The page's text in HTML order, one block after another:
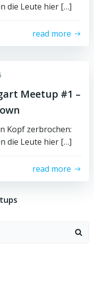
die Leute hier […]
read more
Meetup #1 –
Kopf zerbrochen:
die Leute hier […]
read more